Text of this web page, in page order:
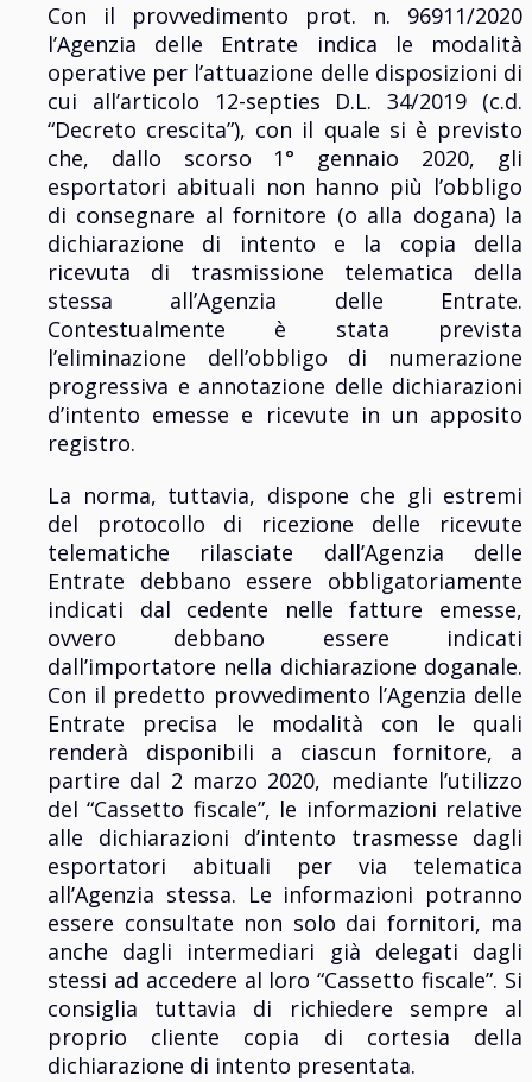
Con il provvedimento prot. n. 96911/2020
l’Agenzia delle Entrate indica le modalità
operative per l’attuazione delle disposizioni di
cui all’articolo 12-septies D.L. 34/2019 (c.d.
“Decreto crescita”), con il quale si è previsto
che, dallo scorso 1° gennaio 2020, gli
esportatori abituali non hanno più l’obbligo
di consegnare al fornitore (o alla dogana) la
dichiarazione di intento e la copia della
ricevuta di trasmissione telematica della
stessa all’Agenzia delle Entrate.
Contestualmente è stata prevista
l’eliminazione dell’obbligo di numerazione
progressiva e annotazione delle dichiarazioni
d’intento emesse e ricevute in un apposito
registro.
La norma, tuttavia, dispone che gli estremi
del protocollo di ricezione delle ricevute
telematiche rilasciate dall’Agenzia delle
Entrate debbano essere obbligatoriamente
indicati dal cedente nelle fatture emesse,
ovvero debbano essere indicati
dall’importatore nella dichiarazione doganale.
Con il predetto provvedimento l’Agenzia delle
Entrate precisa le modalità con le quali
renderà disponibili a ciascun fornitore, a
partire dal 2 marzo 2020, mediante l’utilizzo
del “Cassetto fiscale”, le informazioni relative
alle dichiarazioni d’intento trasmesse dagli
esportatori abituali per via telematica
all’Agenzia stessa. Le informazioni potranno
essere consultate non solo dai fornitori, ma
anche dagli intermediari già delegati dagli
stessi ad accedere al loro “Cassetto fiscale”. Si
consiglia tuttavia di richiedere sempre al
proprio cliente copia di cortesia della
dichiarazione di intento presentata.